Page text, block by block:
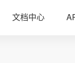
文档中心